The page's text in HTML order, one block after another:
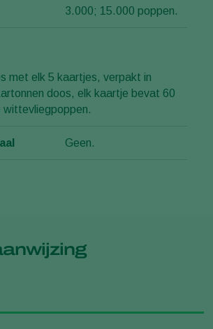
3.000; 15.000 poppen.
met elk 5 kaartjes, verpakt in
doos, elk kaartje bevat 60
Geen.